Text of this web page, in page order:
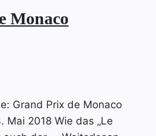
Monaco
Grand Prix de Monaco
Mai 2018 Wie das „Le